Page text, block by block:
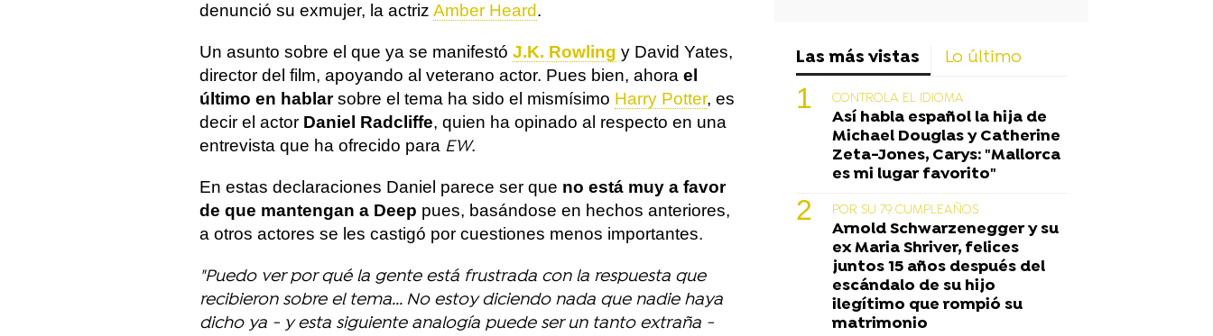
denunció su exmujer, la actriz Amber Heard.
Un asunto sobre el que ya se manifestó J.K. Rowling y David Yates,
director del film, apoyando al veterano actor. Pues bien, ahora el
último en hablarsobre el tema ha sido el mismísimo Harry Potter, es
decir el actor Daniel Radcliffe, quien ha opinado al respecto en una
entrevista que ha ofrecido para EW.
En estas declaraciones Daniel parece ser que no está muy a favor
de que mantengan a Deep pues, basándose en hechos anteriores,
a otros actores se les castigó por cuestiones menos importantes.
"Puedo ver por qué la gente está frustrada con la respuesta que
recibieron sobre el tema... No estoy diciendo nada que nadie haya
dicho ya - y esta siguiente analogía puede ser un tanto extraña -
Las más vistas Lo último
CONTROLA EL IDIOMA
Así habla español la hija de
Michael Douglas y Catherine
Zeta-Jones, Carys: "Mallorca
es mi lugar favorito"
POR SU 79 CUMPLEAÑOS
Arnold Schwarzenegger y su
ex Maria Shriver, felices
juntos 15 años después del
escándalo de su hijo
ilegítimo que rompió su
matrimonio